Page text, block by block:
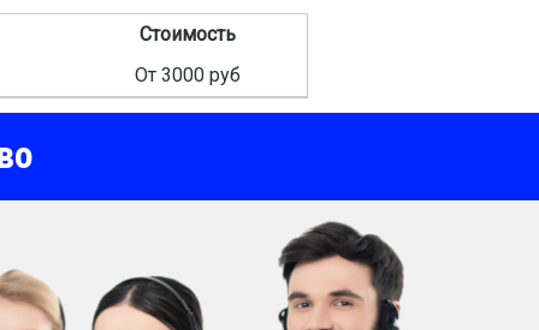
Стоимость
От 3000 руб